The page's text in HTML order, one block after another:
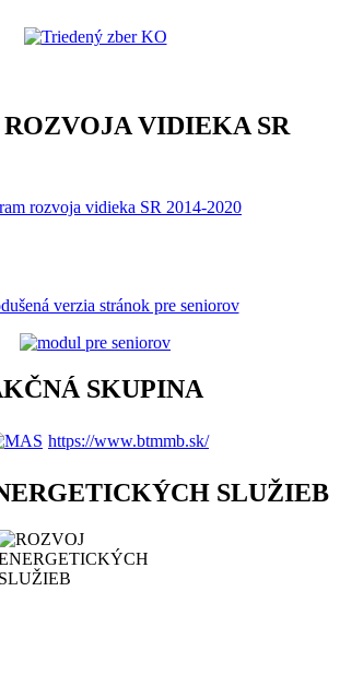
VIDIEKA SR
verzia stránok pre seniorov
SKUPINA
https://www.btmmb.sk/
SLUŽIEB